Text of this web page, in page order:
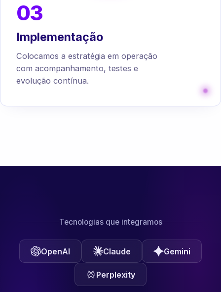
03
Implementação
Colocamos a estratégia em operação
com acompanhamento, testes e
evolução contínua.
Tecnologias que integramos
OpenAI Claude Gemini
Perplexity